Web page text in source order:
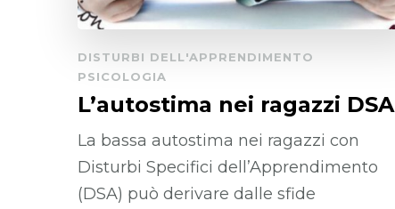
DISTURBI DELL'APPRENDIMENTO
PSICOLOGIA
L’autostima nei ragazzi DSA
La bassa autostima nei ragazzi con
Disturbi Specifici dell’Apprendimento
(DSA) può derivare dalle sfide